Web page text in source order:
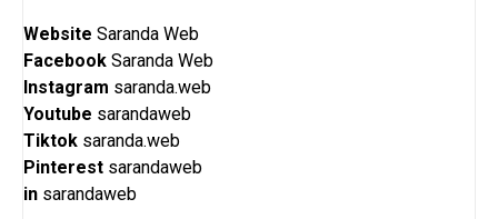
Website Saranda Web
Facebook Saranda Web
Instagram saranda.web
Youtube sarandaweb
Tiktok saranda.web
Pinterest sarandaweb
in sarandaweb